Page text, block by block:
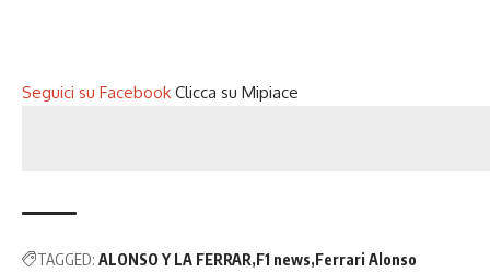
Seguici su Facebook Clicca su Mipiace
TAGGED: ALONSO Y LA FERRAR F1 news Ferrari Alonso